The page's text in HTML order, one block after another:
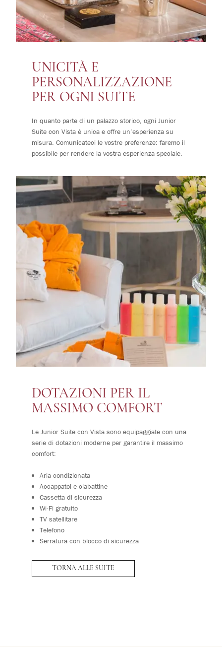
UNICITÀ E
PERSONALIZZAZIONE
PER OGNI SUITE
In quanto parte di un palazzo storico, ogni Junior
Suite con Vista è unica e offre un’esperienza su
misura. Comunicateci le vostre preferenze: faremo il
possibile per rendere la vostra esperienza speciale.
DOTAZIONI PER IL
MASSIMO COMFORT
Le Junior Suite con Vista sono equipaggiate con una
serie di dotazioni moderne per garantire il massimo
comfort:
Aria condizionata
Accappatoi e ciabattine
Cassetta di sicurezza
Wi-Fi gratuito
TV satellitare
Telefono
Serratura con blocco di sicurezza
TORNA ALLE SUITE